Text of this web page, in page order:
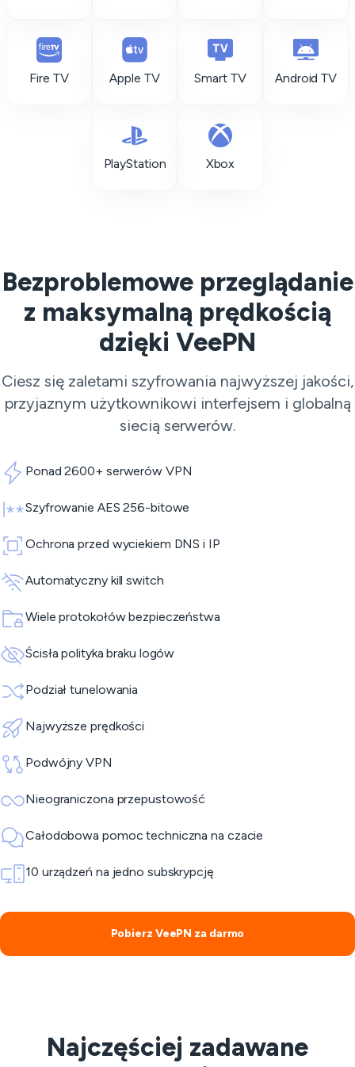
Fire TV Apple TV Smart TV Android TV
PlayStation Xbox
Bezproblemowe przeglądanie
z maksymalną prędkością
dzięki VeePN
Ciesz się zaletami szyfrowania najwyższej jakości,
przyjaznym użytkownikowi interfejsem i globalną
siecią serwerów.
Ponad 2600+ serwerów VPN
Szyfrowanie AES 256-bitowe
Ochrona przed wyciekiem DNS i IP
Automatyczny kill switch
Wiele protokołów bezpieczeństwa
Ścisła polityka braku logów
Podział tunelowania
Najwyższe prędkości
Podwójny VPN
Nieograniczona przepustowość
Całodobowa pomoc techniczna na czacie
10 urządzeń na jedno subskrypcję
Pobierz VeePN za darmo
Najczęściej zadawane